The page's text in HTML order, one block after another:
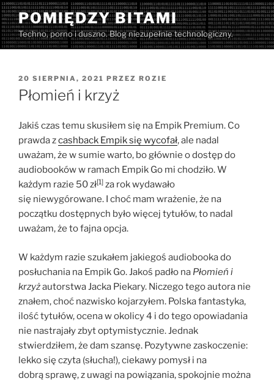
Przejdź
do
treści
POMIĘDZY BITAMI
Techno, porno i duszno. Blog niezupełnie technologiczny.
OPUBLIKOWANE
W
20 SIERPNIA, 2021 PRZEZ ROZIE
Płomień i krzyż
Jakiś czas temu skusiłem się na Empik Premium. Co
prawda zcashback Empik się wycofał, ale nadal
uważam, że w sumie warto, bo głównie o dostęp do
audiobooków w ramach Empik Go mi chodziło. W
każdym razie 50 zł[1] za rok wydawało
się niewygórowane. I choć mam wrażenie, że na
początku dostępnych było więcej tytułów, to nadal
uważam, że to fajna opcja.
W każdym razie szukałem jakiegoś audiobooka do
posłuchania na Empik Go. Jakoś padło na Płomień i
krzyżautorstwa Jacka Piekary. Niczego tego autora nie
znałem, choć nazwisko kojarzyłem. Polska fantastyka,
ilość tytułów, ocena w okolicy 4 i do tego opowiadania
nie nastrajały zbyt optymistycznie. Jednak
stwierdziłem, że dam szansę. Pozytywne zaskoczenie:
lekko się czyta (słucha!), ciekawy pomysł i na
dobrą sprawę, z uwagi na powiązania, spokojnie można